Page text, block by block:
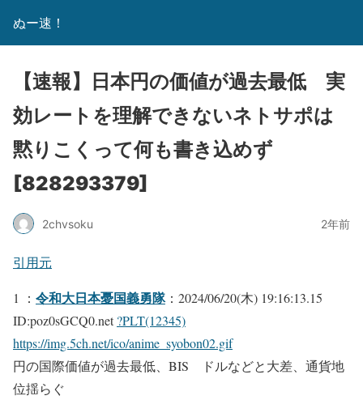
ぬー速！
【速報】日本円の価値が過去最低 実
効レートを理解できないネトサポは
黙りこくって何も書き込めず
[828293379]
2chvsoku 2年前
引用元
1 ： 令和大日本憂国義勇隊：2024/06/20(木) 19:16:13.15
ID:poz0sGCQ0.net?PLT(12345)
https://img.5ch.net/ico/anime_syobon02.gif
円の国際価値が過去最低、BIS ドルなどと大差、通貨地
位揺らぐ